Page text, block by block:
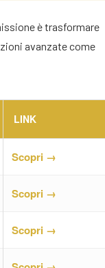
è trasformare
avanzate come
LINK
Scopri →
Scopri →
Scopri →